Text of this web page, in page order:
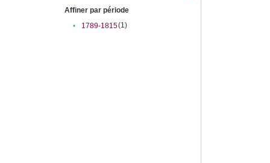
Affiner par période
•
1789-1815(1)